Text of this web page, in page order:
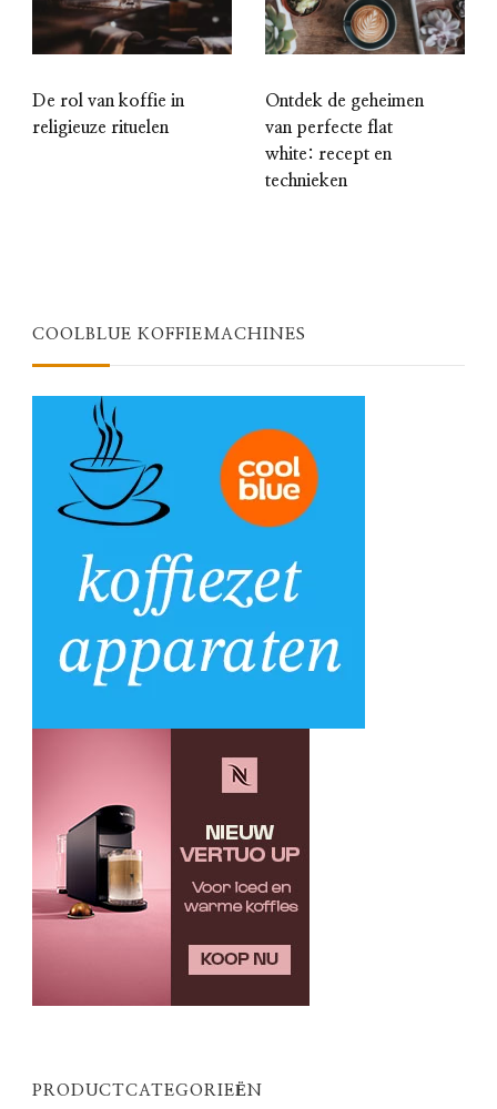
De rol van koffie in
religieuze rituelen
Ontdek de geheimen
van perfecte flat
white: recept en
technieken
COOLBLUE KOFFIEMACHINES
PRODUCTCATEGORIEËN